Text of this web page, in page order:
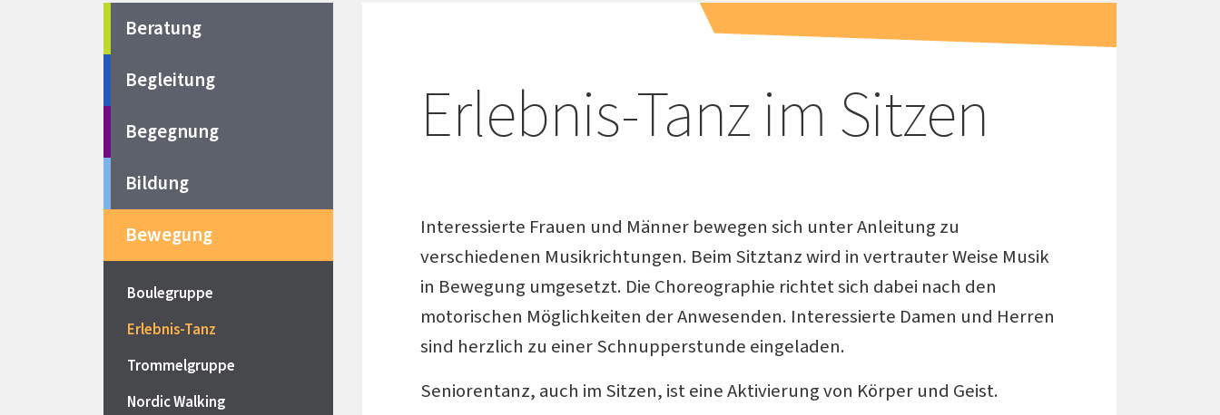
Erlebnis-Tanz im Sitzen
Interessierte Frauen und Männer bewegen sich unter Anleitung zu
verschiedenen Musikrichtungen. Beim Sitztanz wird in vertrauter Weise Musik
in Bewegung umgesetzt. Die Choreographie richtet sich dabei nach den
motorischen Möglichkeiten der Anwesenden. Interessierte Damen und Herren
sind herzlich zu einer Schnupperstunde eingeladen.
Seniorentanz, auch im Sitzen, ist eine Aktivierung von Körper und Geist.
Beratung
Begleitung
Begegnung
Bildung
Bewegung
Boulegruppe
Erlebnis-Tanz
Trommelgruppe
Nordic Walking